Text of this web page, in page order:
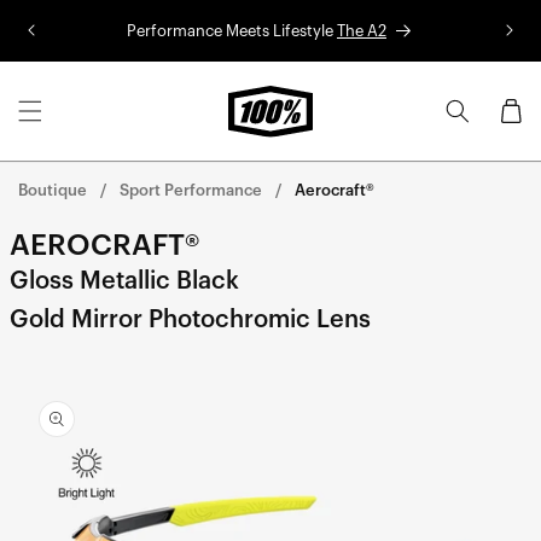
Performance Meets Lifestyle The A2
Panier
Boutique Sport Performance Aerocraft®
AEROCRAFT®
Gloss Metallic Black
Gold Mirror Photochromic Lens
informations
sur le
produit